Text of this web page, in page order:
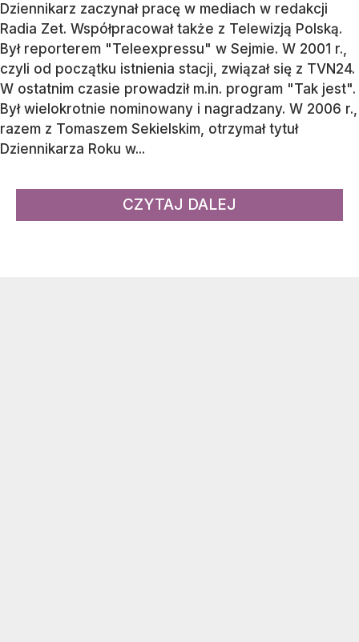
Dziennikarz zaczynał pracę w mediach w redakcji
Radia Zet. Współpracował także z Telewizją Polską.
Był reporterem "Teleexpressu" w Sejmie. W 2001 r.,
czyli od początku istnienia stacji, związał się z TVN24.
W ostatnim czasie prowadził m.in. program "Tak jest".
Był wielokrotnie nominowany i nagradzany. W 2006 r.,
razem z Tomaszem Sekielskim, otrzymał tytuł
Dziennikarza Roku w...
CZYTAJ DALEJ